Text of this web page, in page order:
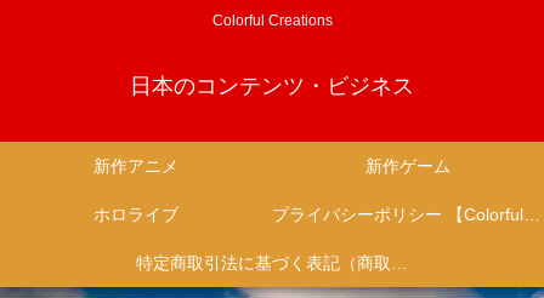
Colorful Creations
日本のコンテンツ・ビジネス
新作アニメ 新作ゲーム
ホロライブ プライバシーポリシー 【Colorful Creation】
特定商取引法に基づく表記（商取引に関する開示）